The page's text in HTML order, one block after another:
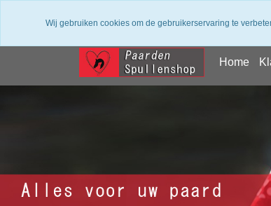
Home
Wij gebruiken cookies om de gebruikerservaring te